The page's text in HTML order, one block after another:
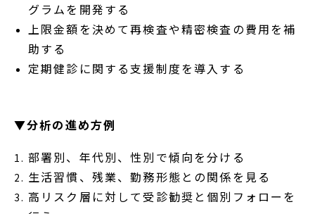
グラムを開発する
上限金額を決めて再検査や精密検査の費用を補
助する
定期健診に関する支援制度を導入する
▼分析の進め方例
部署別、年代別、性別で傾向を分ける
生活習慣、残業、勤務形態との関係を見る
高リスク層に対して受診勧奨と個別フォローを